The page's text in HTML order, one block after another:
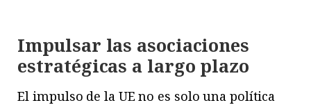
Impulsar las asociaciones
estratégicas a largo plazo
El impulso de la UE no es solo una política